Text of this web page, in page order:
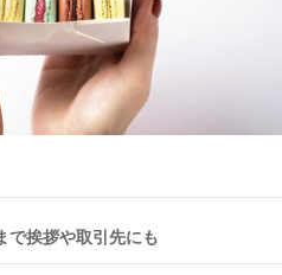
で挨拶や取引先にも